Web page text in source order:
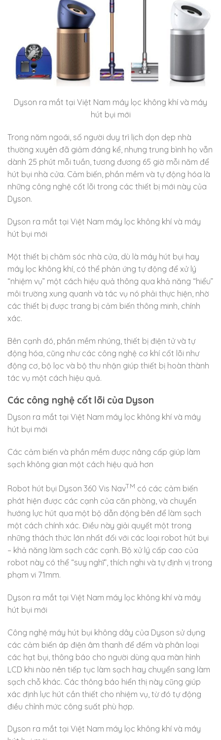
Dyson ra mắt tại Việt Nam máy lọc không khí và máy
hút bụi mới
Trong năm ngoái, số người duy trì lịch dọn dẹp nhà
thường xuyên đã giảm đáng kể, nhưng trung bình họ vẫn
dành 25 phút mỗi tuần, tương đương 65 giờ mỗi năm để
hút bụi nhà cửa. Cảm biến, phần mềm và tự động hóa là
những công nghệ cốt lõi trong các thiết bị mới này của
Dyson.
Dyson ra mắt tại Việt Nam máy lọc không khí và máy
hút bụi mới
Một thiết bị chăm sóc nhà cửa, dù là máy hút bụi hay
máy lọc không khí, có thể phản ứng tự động để xử lý
“nhiệm vụ” một cách hiệu quả thông qua khả năng “hiểu”
môi trường xung quanh và tác vụ nó phải thực hiện, nhờ
các thiết bị được trang bị cảm biến thông minh, chính
xác.
Bên cạnh đó, phần mềm nhúng, thiết bị điện tử và tự
động hóa, cũng như các công nghệ cơ khí cốt lõi như
động cơ, bộ lọc và bộ thu nhận giúp thiết bị hoàn thành
tác vụ một cách hiệu quả.
Các công nghệ cốt lõi của Dyson
Dyson ra mắt tại Việt Nam máy lọc không khí và máy
hút bụi mới
Các cảm biến và phần mềm được nâng cấp giúp làm
sạch không gian một cách hiệu quả hơn
Robot hút bụi Dyson 360 Vis NavTM có các cảm biến
phát hiện được các cạnh của căn phòng, và chuyển
hướng lực hút qua một bộ dẫn động bên để làm sạch
một cách chính xác. Điều này giải quyết một trong
những thách thức lớn nhất đối với các loại robot hút bụi
– khả năng làm sạch các cạnh. Bộ xử lý cấp cao của
robot này có thể “suy nghĩ”, thích nghi và tự định vị trong
phạm vi 71mm.
Dyson ra mắt tại Việt Nam máy lọc không khí và máy
hút bụi mới
Công nghệ máy hút bụi không dây của Dyson sử dụng
các cảm biến áp điện âm thanh để đếm và phân loại
các hạt bụi, thông báo cho người dùng qua màn hình
LCD khi nào nên tiếp tục làm sạch hay chuyển sang làm
sạch chỗ khác. Các thông báo hiển thị này cũng giúp
xác định lực hút cần thiết cho nhiệm vụ, từ đó tự động
điều chỉnh mức công suất phù hợp.
Dyson ra mắt tại Việt Nam máy lọc không khí và máy